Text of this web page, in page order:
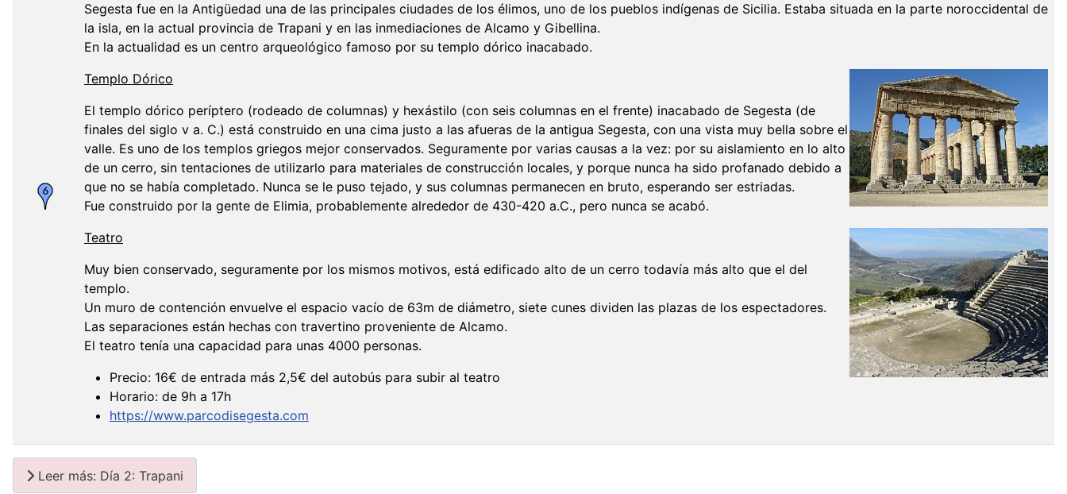
Segesta fue en la Antigüedad una de las principales ciudades de los élimos, uno de los pueblos indígenas de Sicilia. Estaba situada en la parte noroccidental de
la isla, en la actual provincia de Trapani y en las inmediaciones de Alcamo y Gibellina.
En la actualidad es un centro arqueológico famoso por su templo dórico inacabado.
Templo Dórico
El templo dórico períptero (rodeado de columnas) y hexástilo (con seis columnas en el frente) inacabado de Segesta (de
finales del siglo v a. C.) está construido en una cima justo a las afueras de la antigua Segesta, con una vista muy bella sobre el
valle. Es uno de los templos griegos mejor conservados. Seguramente por varias causas a la vez: por su aislamiento en lo alto
de un cerro, sin tentaciones de utilizarlo para materiales de construcción locales, y porque nunca ha sido profanado debido a
que no se había completado. Nunca se le puso tejado, y sus columnas permanecen en bruto, esperando ser estriadas.
Fue construido por la gente de Elimia, probablemente alrededor de 430-420 a.C., pero nunca se acabó.
Teatro
Muy bien conservado, seguramente por los mismos motivos, está edificado alto de un cerro todavía más alto que el del
templo.
Un muro de contención envuelve el espacio vacío de 63m de diámetro, siete cunes dividen las plazas de los espectadores.
Las separaciones están hechas con travertino proveniente de Alcamo.
El teatro tenía una capacidad para unas 4000 personas.
Precio: 16€ de entrada más 2,5€ del autobús para subir al teatro
Horario: de 9h a 17h
https://www.parcodisegesta.com
Leer más: Día 2: Trapani